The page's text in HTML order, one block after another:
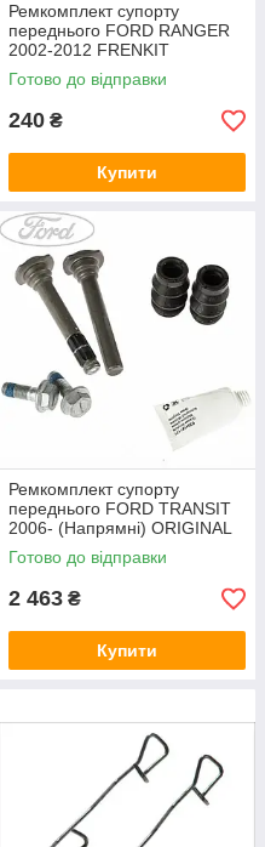
Ремкомплект супорту
переднього FORD RANGER
2002-2012 FRENKIT
Готово до відправки
240 ₴
Купити
Ремкомплект супорту
переднього FORD TRANSIT
2006- (Напрямні) ORIGINAL
Готово до відправки
2 463 ₴
Купити